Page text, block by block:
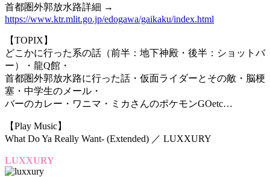
首都圏外郭放水路詳細 →
https://www.ktr.mlit.go.jp/edogawa/gaikaku/index.html
【TOPIX】
どこかに行った系の話（前半：地下神殿・後半：ショットバ
ー）・龍Q館・
首都圏外郭放水路に行った話・仮面ライダーとその敵・脳梗
塞・中学生のメール・
バーのカレー・ワニマ・ミカさんのポケモンGOetc…
【Play Music】
What Do Ya Really Want- (Extended) ／ LUXXURY
LUXXURY